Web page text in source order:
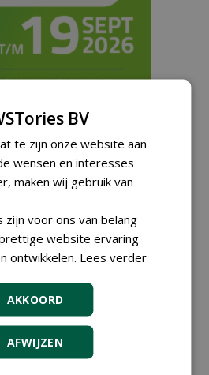
onze digitale
BV
te zijn onze website aan
wensen en interesses
maken wij gebruik van
zijn voor ons van belang
website ervaring
ontwikkelen. Lees verder
AKKOORD
AFWIJZEN